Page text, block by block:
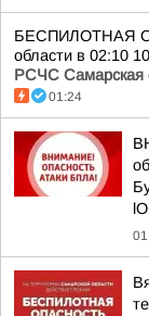
БЕСПИЛОТНАЯ
области в 02:10
РСЧС Самарская
01:24